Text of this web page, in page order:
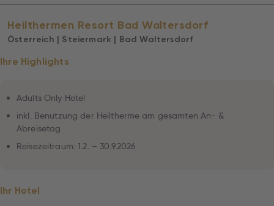
Heilthermen Resort Bad Waltersdorf
Österreich | Steiermark | Bad Waltersdorf
Ihre Highlights
Adults Only Hotel
inkl. Benutzung der Heiltherme am gesamten An- &
Abreisetag
Reisezeitraum: 1.2. – 30.9.2026
Ihr Hotel